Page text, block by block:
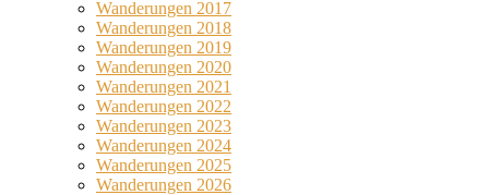
Wanderungen 2017
Wanderungen 2018
Wanderungen 2019
Wanderungen 2020
Wanderungen 2021
Wanderungen 2022
Wanderungen 2023
Wanderungen 2024
Wanderungen 2025
Wanderungen 2026